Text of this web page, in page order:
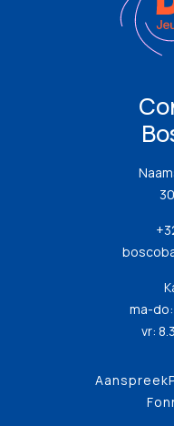
ma-do:
vr: